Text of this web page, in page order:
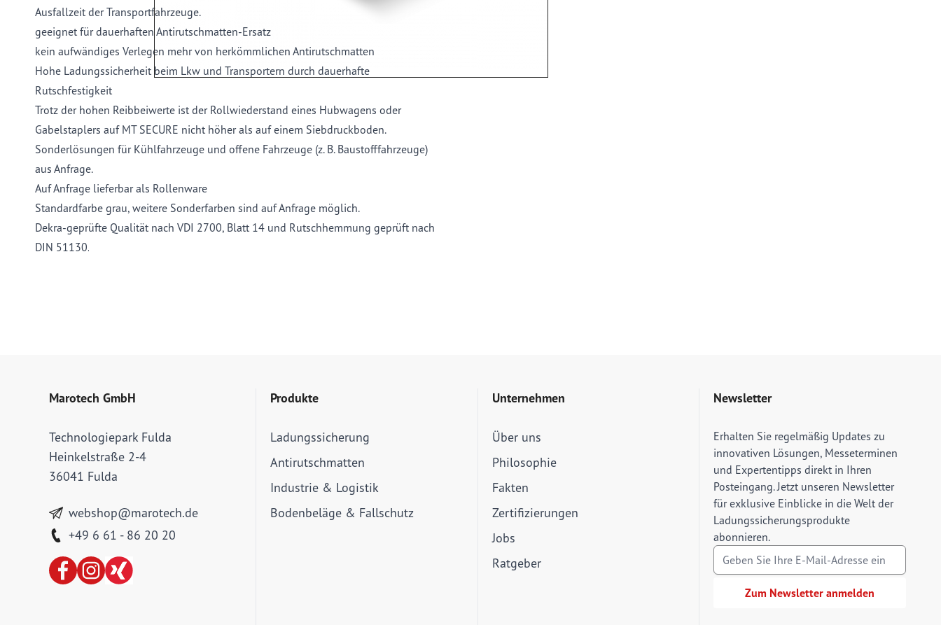
Ausfallzeit der Transportfahrzeuge.
geeignet für dauerhaften Antirutschmatten-Ersatz
kein aufwändiges Verlegen mehr von herkömmlichen Antirutschmatten
Hohe Ladungssicherheit beim Lkw und Transportern durch dauerhafte
Rutschfestigkeit
Trotz der hohen Reibbeiwerte ist der Rollwiederstand eines Hubwagens oder
Gabelstaplers auf MT SECURE nicht höher als auf einem Siebdruckboden.
Sonderlösungen für Kühlfahrzeuge und offene Fahrzeuge (z. B. Baustofffahrzeuge)
aus Anfrage.
Auf Anfrage lieferbar als Rollenware
Standardfarbe grau, weitere Sonderfarben sind auf Anfrage möglich.
Dekra-geprüfte Qualität nach VDI 2700, Blatt 14 und Rutschhemmung geprüft nach
DIN 51130.
Marotech GmbH
Technologiepark Fulda
Heinkelstraße 2-4
36041 Fulda
webshop@marotech.de
+49 6 61 - 86 20 20
Produkte
Ladungssicherung
Antirutschmatten
Industrie & Logistik
Bodenbeläge & Fallschutz
Unternehmen
Über uns
Philosophie
Fakten
Zertifizierungen
Jobs
Ratgeber
Newsletter
Erhalten Sie regelmäßig Updates zu
innovativen Lösungen, Messeterminen
und Expertentipps direkt in Ihren
Posteingang. Jetzt unseren Newsletter
für exklusive Einblicke in die Welt der
Ladungssicherungsprodukte
abonnieren.
E-Mail Adresse
Zum Newsletter anmelden